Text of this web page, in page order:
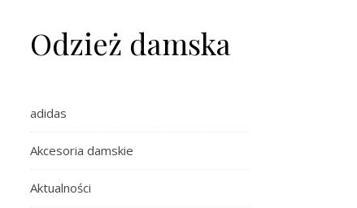
Odzież damska
adidas
Akcesoria damskie
Aktualności